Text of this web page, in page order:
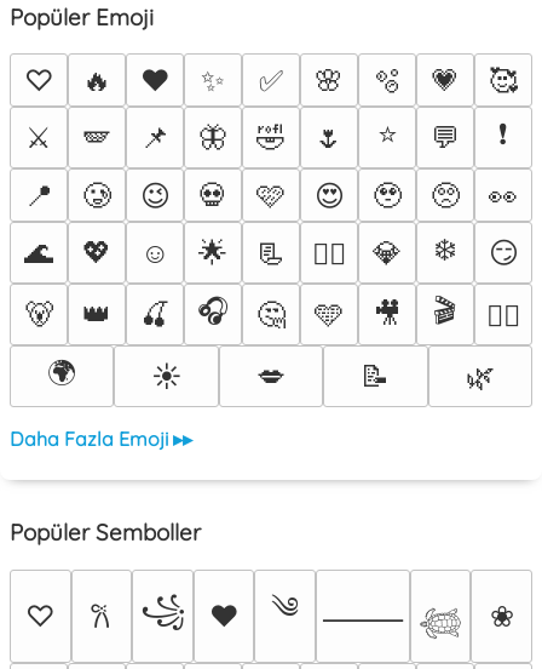
Popüler Emoji
♡ 🔥 ❤️ ✨ ✅ 🌸 🫧 💗
🥰
⚔️
🪽 📌 🦋 🤣 🌷 ⭐ 💬
❗
📍
🥲 😉 💀 🩷 😍 🥹 🥺
👀
🌊
💖 ☺️ 🌟 📃 ❤️‍🔥 💎 ❄️
😏
🐻
👑 🍒 🎧 🤔 🩵 🎥 🎬
🐦‍🔥
🌍
☀️ 💋 📝 🌿
Daha Fazla Emoji ▸▸
Popüler Semboller
♡ 𐙚 ꧁ ♥ ༄ ⸻ 𓆉 ❀